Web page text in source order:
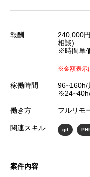
報酬
240,000
相談)
※時間単
※金額表示
稼働時間
96~160h/
働き方 フルリモ
関連スキル git
案件内容